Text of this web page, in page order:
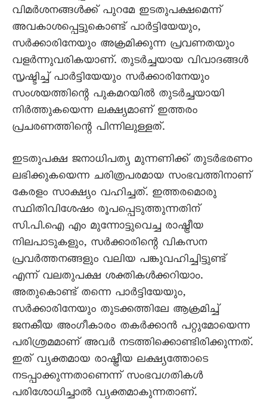
വിമര്‍ശനങ്ങള്‍ക്ക് പുറമേ ഇടതുപക്ഷമെന്ന്
അവകാശപ്പെട്ടുകൊണ്ട് പാര്‍ട്ടിയേയും,
സര്‍ക്കാരിനേയും അക്രമിക്കുന്ന പ്രവണതയും
വളര്‍ന്നുവരികയാണ്. തുടര്‍ച്ചയായ വിവാദങ്ങള്‍
സൃഷ്ടിച്ച് പാര്‍ട്ടിയേയും സര്‍ക്കാരിനേയും
സംശയത്തിന്റെ പുകമറയില്‍ തുടര്‍ച്ചയായി
നിര്‍ത്തുകയെന്ന ലക്ഷ്യമാണ് ഇത്തരം
പ്രചരണത്തിന്റെ പിന്നിലുള്ളത്.
ഇടതുപക്ഷ ജനാധിപത്യ മുന്നണിക്ക് തുടര്‍ഭരണം
ലഭിക്കുകയെന്ന ചരിത്രപരമായ സംഭവത്തിനാണ്
കേരളം സാക്ഷ്യം വഹിച്ചത്. ഇത്തരമൊരു
സ്ഥിതിവിശേഷം രൂപപ്പെടുത്തുന്നതിന്
സി.പി.ഐ എം മുന്നോട്ടുവെച്ച രാഷ്ട്രീയ
നിലപാടുകളും, സര്‍ക്കാരിന്റെ വികസന
പ്രവര്‍ത്തനങ്ങളും വലിയ പങ്കുവഹിച്ചിട്ടുണ്ട്
എന്ന് വലതുപക്ഷ ശക്തികള്‍ക്കറിയാം.
അതുകൊണ്ട് തന്നെ പാര്‍ട്ടിയേയും,
സര്‍ക്കാരിനേയും തുടക്കത്തിലേ ആക്രമിച്ച്
ജനകീയ അംഗീകാരം തകര്‍ക്കാന്‍ പറ്റുമോയെന്ന
പരിശ്രമമാണ് അവര്‍ നടത്തിക്കൊണ്ടിരിക്കുന്നത്.
ഇത് വ്യക്തമായ രാഷ്ട്രീയ ലക്ഷ്യത്തോടെ
നടപ്പാക്കുന്നതാണെന്ന് സംഭവഗതികള്‍
പരിശോധിച്ചാല്‍ വ്യക്തമാകുന്നതാണ്.